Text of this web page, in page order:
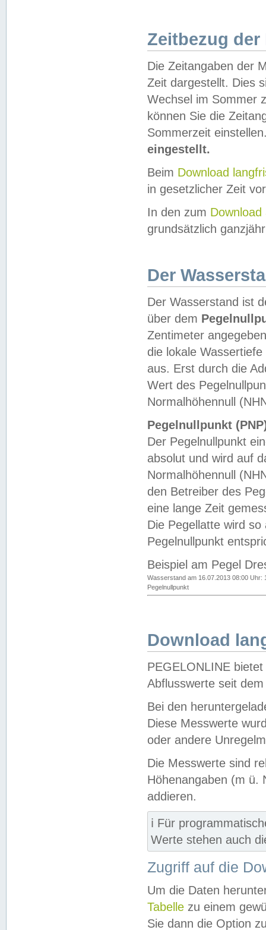
Zeitbezug der
Die Zeitangaben der
Zeit dargestellt. Dies
Wechsel im Sommer
können Sie die
Sommerzeit
eingestellt.
Beim Download
in gesetzlicher Zeit
In den zum Download
grundsätzlich
Der
Der Wasserstand ist
über dem
Zentimeter
die lokale
aus. Erst durch die
Wert des
Normalhöhennull
Pegelnullpunkt
Der Pegelnullpunkt
absolut und wird auf
Normalhöhennull
den Betreiber des
eine lange Zeit
Die Pegellatte wird
Pegelnullpunkt
Beispiel am Pegel
Wasserstand am 16.07.2013 08:00 Uhr:
Pegelnullpunkt
Download
PEGELONLINE
Abflusswerte seit
Bei den
Diese Messwerte
oder andere
Die Messwerte sind
Höhenangaben (m ü.
addieren.
ℹ️ Für
Werte stehen auch
Zugriff auf die
Um die Daten
Tabelle zu einem
Sie dann die Option